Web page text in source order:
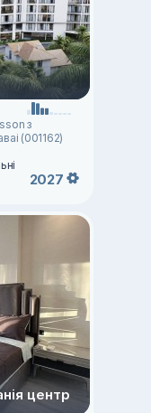
з
(001162)
2027
центр